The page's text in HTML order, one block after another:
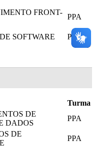
FRONT-
PPA
SOFTWARE PPA
Turma
DE
DADOS
PPA
DE
PPA